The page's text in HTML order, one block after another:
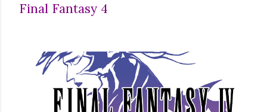
Final Fantasy 4